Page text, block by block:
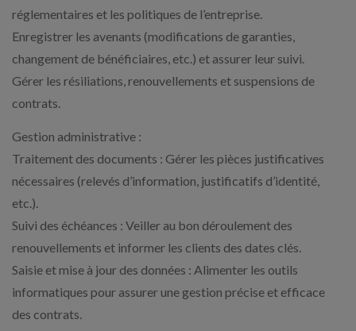
réglementaires et les politiques de l’entreprise.
Enregistrer les avenants (modifications de garanties,
changement de bénéficiaires, etc.) et assurer leur suivi.
Gérer les résiliations, renouvellements et suspensions de
contrats.
Gestion administrative :
Traitement des documents : Gérer les pièces justificatives
nécessaires (relevés d’information, justificatifs d’identité,
etc.).
Suivi des échéances : Veiller au bon déroulement des
renouvellements et informer les clients des dates clés.
Saisie et mise à jour des données : Alimenter les outils
informatiques pour assurer une gestion précise et efficace
des contrats.